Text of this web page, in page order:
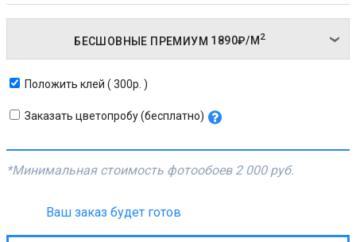
БЕСШОВНЫЕ ПРЕМИУМ 1890₽/М 2
Положить клей ( 300р. )
Заказать цветопробу (бесплатно)
*Минимальная стоимость фотообоев 2 000 руб.
Ваш заказ будет готов